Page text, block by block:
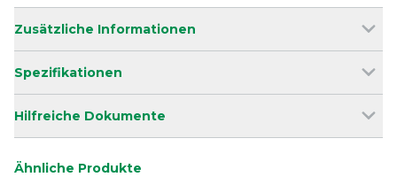
Zusätzliche Informationen
Spezifikationen
Hilfreiche Dokumente
Ähnliche Produkte